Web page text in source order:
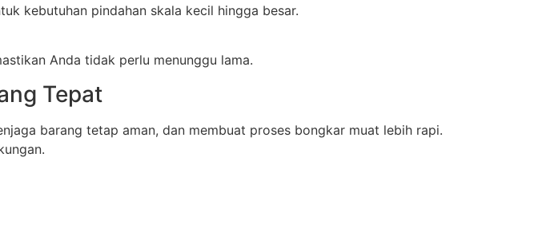
kebutuhan pindahan skala kecil hingga besar.
Anda tidak perlu menunggu lama.
Tepat
barang tetap aman, dan membuat proses bongkar muat lebih rapi.